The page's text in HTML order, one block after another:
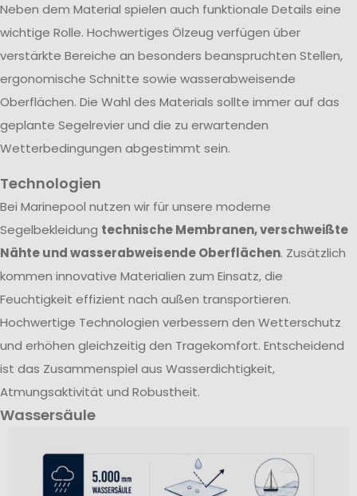
Neben dem Material spielen auch funktionale Details eine
wichtige Rolle. Hochwertiges Ölzeug verfügen über
verstärkte Bereiche an besonders beanspruchten Stellen,
ergonomische Schnitte sowie wasserabweisende
Oberflächen. Die Wahl des Materials sollte immer auf das
geplante Segelrevier und die zu erwartenden
Wetterbedingungen abgestimmt sein.
Technologien
Bei Marinepool nutzen wir für unsere moderne
Segelbekleidung technische Membranen, verschweißte
Nähte und wasserabweisende Oberflächen. Zusätzlich
kommen innovative Materialien zum Einsatz, die
Feuchtigkeit effizient nach außen transportieren.
Hochwertige Technologien verbessern den Wetterschutz
und erhöhen gleichzeitig den Tragekomfort. Entscheidend
ist das Zusammenspiel aus Wasserdichtigkeit,
Atmungsaktivität und Robustheit.
Wassersäule